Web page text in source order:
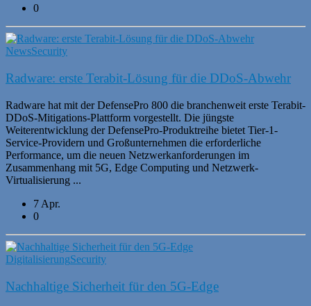
0
NewsSecurity
Radware: erste Terabit-Lösung für die DDoS-Abwehr
Radware hat mit der DefensePro 800 die branchenweit erste Terabit-
DDoS-Mitigations-Plattform vorgestellt. Die jüngste
Weiterentwicklung der DefensePro-Produktreihe bietet Tier-1-
Service-Providern und Großunternehmen die erforderliche
Performance, um die neuen Netzwerkanforderungen im
Zusammenhang mit 5G, Edge Computing und Netzwerk-
Virtualisierung ...
7 Apr.
0
DigitalisierungSecurity
Nachhaltige Sicherheit für den 5G-Edge